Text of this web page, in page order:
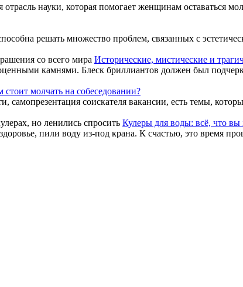
отрасль науки, которая помогает женщинам оставаться
решать множество проблем, связанных с
Исторические, мистические и
камнями. Блеск бриллиантов должен был
стоит молчать на собеседовании?
самопрезентация соискателя вакансии, есть темы,
Кулеры для воды: всё, что вы
пили воду из-под крана. К счастью, это время